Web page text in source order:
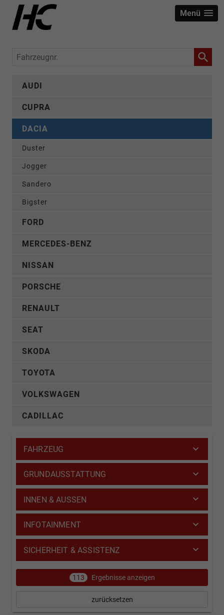
Menü
Fahrzeugnr.
AUDI
CUPRA
DACIA
Duster
Jogger
Sandero
Bigster
FORD
MERCEDES-BENZ
NISSAN
PORSCHE
RENAULT
SEAT
SKODA
TOYOTA
VOLKSWAGEN
CADILLAC
FAHRZEUG
GRUNDAUSSTATTUNG
INNEN & AUSSEN
INFOTAINMENT
SICHERHEIT & ASSISTENZ
113 Ergebnisse anzeigen
zurücksetzen